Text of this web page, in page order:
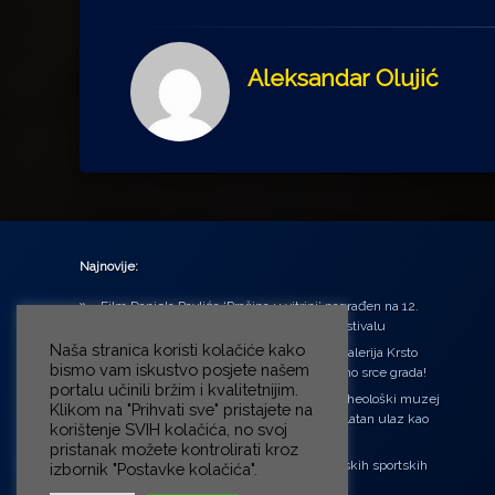
Aleksandar Olujić
Najnovije:
Film Daniela Pavlića ‘Prašina u vitrini’ nagrađen na 12.
Green Montenegro International Film Festivalu
U središtu Petrinje otvorena obnovljena Galerija Krsto
Hegedušić: Kultura vraćena kući, u samo srce grada!
Od petka do nedjelje (31.7. – 2.8.2026.) Arheološki muzej
u Zagrebu otvara vrata građanima: Besplatan ulaz kao
zaklon od toplinskog vala
‘Ni med cvetjem ni pravice’ na Aleji hrvatskih sportskih
Naša stranica koristi kolačiće kako
bismo vam iskustvo posjete našem
portalu učinili bržim i kvalitetnijim.
Klikom na "Prihvati sve" pristajete na
korištenje SVIH kolačića, no svoj
pristanak možete kontrolirati kroz
izbornik "Postavke kolačića".